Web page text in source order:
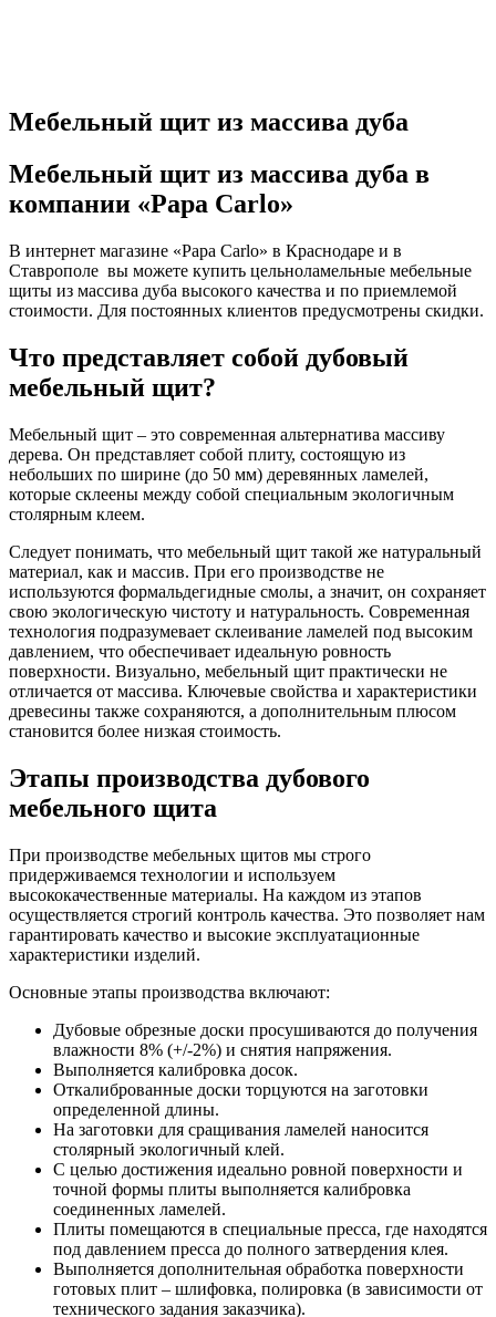
Мебельный щит из массива дуба
Мебельный щит из массива дуба в
компании «Papa Carlo»
В интернет магазине «Papa Carlo» в Краснодаре и в
Ставрополе вы можете купить цельноламельные мебельные
щиты из массива дуба высокого качества и по приемлемой
стоимости. Для постоянных клиентов предусмотрены скидки.
Что представляет собой дубовый
мебельный щит?
Мебельный щит – это современная альтернатива массиву
дерева. Он представляет собой плиту, состоящую из
небольших по ширине (до 50 мм) деревянных ламелей,
которые склеены между собой специальным экологичным
столярным клеем.
Следует понимать, что мебельный щит такой же натуральный
материал, как и массив. При его производстве не
используются формальдегидные смолы, а значит, он сохраняет
свою экологическую чистоту и натуральность. Современная
технология подразумевает склеивание ламелей под высоким
давлением, что обеспечивает идеальную ровность
поверхности. Визуально, мебельный щит практически не
отличается от массива. Ключевые свойства и характеристики
древесины также сохраняются, а дополнительным плюсом
становится более низкая стоимость.
Этапы производства дубового
мебельного щита
При производстве мебельных щитов мы строго
придерживаемся технологии и используем
высококачественные материалы. На каждом из этапов
осуществляется строгий контроль качества. Это позволяет нам
гарантировать качество и высокие эксплуатационные
характеристики изделий.
Основные этапы производства включают:
Дубовые обрезные доски просушиваются до получения
влажности 8% (+/-2%) и снятия напряжения.
Выполняется калибровка досок.
Откалиброванные доски торцуются на заготовки
определенной длины.
На заготовки для сращивания ламелей наносится
столярный экологичный клей.
С целью достижения идеально ровной поверхности и
точной формы плиты выполняется калибровка
соединенных ламелей.
Плиты помещаются в специальные пресса, где находятся
под давлением пресса до полного затвердения клея.
Выполняется дополнительная обработка поверхности
готовых плит – шлифовка, полировка (в зависимости от
технического задания заказчика).